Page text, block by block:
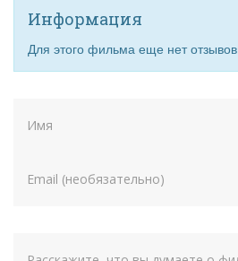
Информация
Для этого фильма еще нет отзывов